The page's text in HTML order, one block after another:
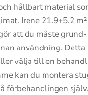
hållbart material
Irene 21.9+5.2
att du måste grund-
användning. Detta
välja till en
kan du montera
förbehandlingen själv.